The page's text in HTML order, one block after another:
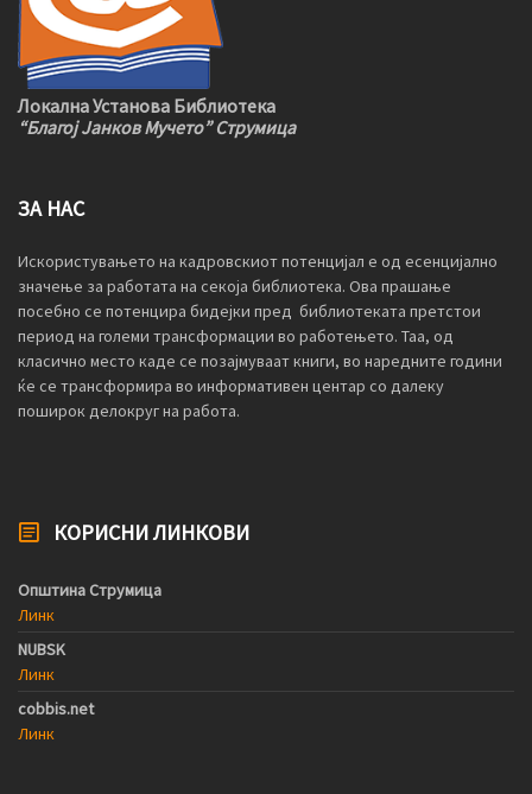
Локална Установа Библиотека
“Благој Јанков Мучето” Струмица
ЗА НАС
Искористувањето на кадровскиот потенцијал е од есенцијално
значење за работата на секоја библиотека. Ова прашање
посебно се потенцира бидејки пред библиотеката претстои
период на големи трансформации во работењето. Таа, од
класично место каде се позајмуваат книги, во наредните години
ќе се трансформира во информативен центар со далеку
поширок делокруг на работа.
КОРИСНИ ЛИНКОВИ
Општина Струмица
Линк
NUBSK
Линк
cobbis.net
Линк